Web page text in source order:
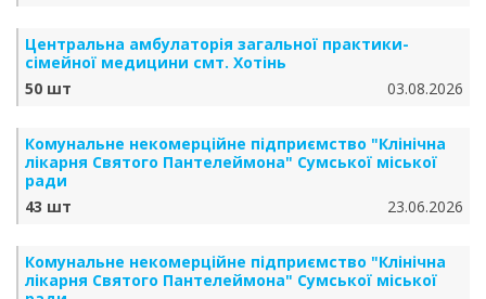
Центральна амбулаторія загальної практики-
сімейної медицини смт. Хотінь
50 шт
03.08.2026
Комунальне некомерційне підприємство "Клінічна
лікарня Святого Пантелеймона" Сумської міської
ради
43 шт
23.06.2026
Комунальне некомерційне підприємство "Клінічна
лікарня Святого Пантелеймона" Сумської міської